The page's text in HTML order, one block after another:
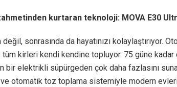
kurtaran teknoloji: MOVA E30
sonrasında da hayatınızı kolaylaştırıyor.
kirleri kendi kendine topluyor. 75 güne kadar
bir elektrikli süpürgeden çok daha fazlasını
otomatik toz toplama sistemiyle modern